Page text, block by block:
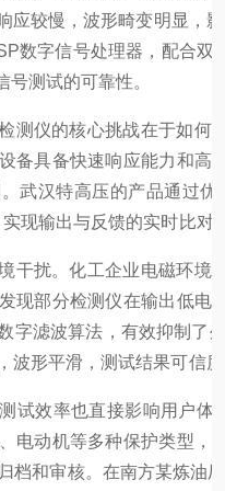
应较慢，波形畸变明显，
数字信号处理器，配合
测试的可靠性。
测仪的核心挑战在于如
备具备快速响应能力和
武汉特高压的产品通过
现输出与反馈的实时比对
干扰。化工企业电磁环
现部分检测仪在输出低
字滤波算法，有效抑制了
波形平滑，测试结果可信
试效率也直接影响用户
电动机等多种保护类型
档和审核。在南方某炼油